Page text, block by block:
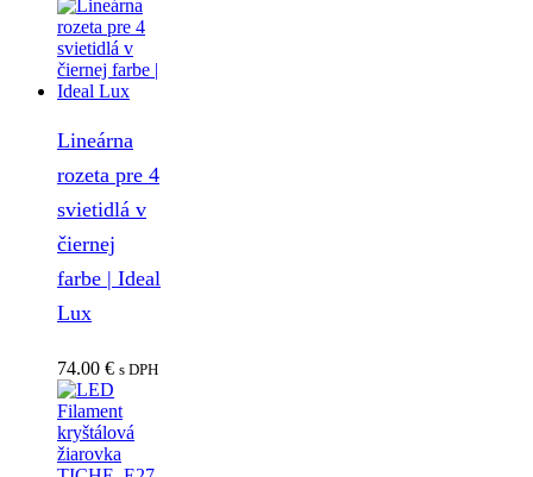
Lineárna
rozeta pre 4
svietidlá v
čiernej
farbe | Ideal
Lux
74.00 € s DPH